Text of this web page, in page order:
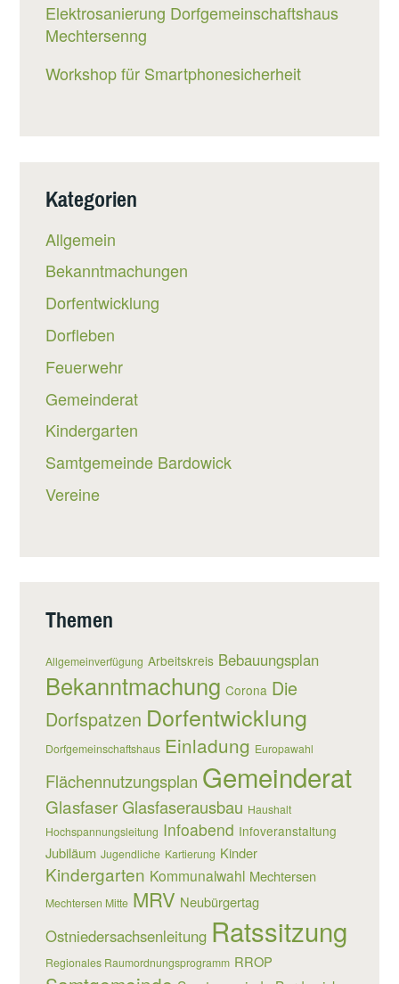
Elektrosanierung Dorfgemeinschaftshaus
Mechtersenng
Workshop für Smartphonesicherheit
Kategorien
Allgemein
Bekanntmachungen
Dorfentwicklung
Dorfleben
Feuerwehr
Gemeinderat
Kindergarten
Samtgemeinde Bardowick
Vereine
Themen
Allgemeinverfügung Arbeitskreis Bebauungsplan
Bekanntmachung Corona Die
Dorfspatzen Dorfentwicklung
Dorfgemeinschaftshaus Einladung Europawahl
Flächennutzungsplan Gemeinderat
Glasfaser Glasfaserausbau Haushalt
Hochspannungsleitung Infoabend Infoveranstaltung
Jubiläum Jugendliche Kartierung Kinder
Kindergarten Kommunalwahl Mechtersen
Mechtersen Mitte MRV Neubürgertag
Ostniedersachsenleitung Ratssitzung
Regionales Raumordnungsprogramm RROP